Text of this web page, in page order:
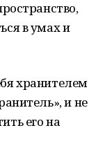
в умах и
хранителем
и не
его на